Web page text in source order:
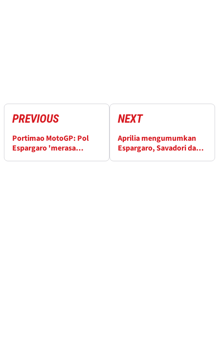
PREVIOUS
Portimao MotoGP: Pol
Espargaro 'merasa
NEXT
Aprilia mengumumkan
Espargaro, Savadori dan